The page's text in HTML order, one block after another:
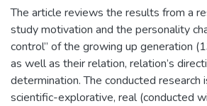
The article reviews the results from a
study motivation and the personality
control” of the growing up generation
as well as their relation, relation’s
determination. The conducted research
scientific-explorative, real (conducted